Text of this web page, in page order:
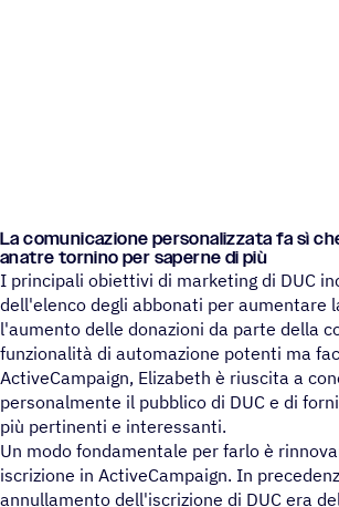
La comu­ni­ca­zione perso­na­liz­zata fa sì
anatre tornino per saperne di più
I principali obiettivi di marketing di DUC
dell'elenco degli abbonati per aumentare
l'aumento delle donazioni da parte della
funzionalità di automazione potenti ma
ActiveCampaign, Elizabeth è riuscita a
personalmente il pubblico di DUC e di
più pertinenti e interessanti.
Un modo fondamentale per farlo è
iscrizione in ActiveCampaign. In
annullamento dell'iscrizione di DUC era